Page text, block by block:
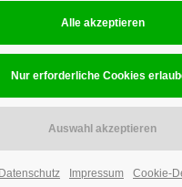
(GMT +1)
Datenschutz Impressum Cookie-